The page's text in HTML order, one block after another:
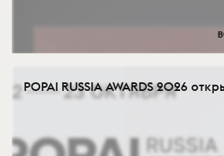
POPAI RUSSIA AWARDS 2026